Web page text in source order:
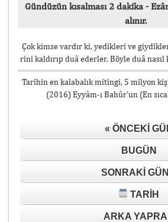
Gündüzün kısalması 2 dakika -
alınır.
Çok kimse vardır ki, yedikleri ve
rini kaldırıp duâ ederler. Böyle duâ
Tarihin en kalabalık mitingi, 5 milyon kişi
(2016) Eyyâm-ı Bahûr’un (En
« ÖNCEKI
BUGÜN
SONRAKI
TARIH
ARKA